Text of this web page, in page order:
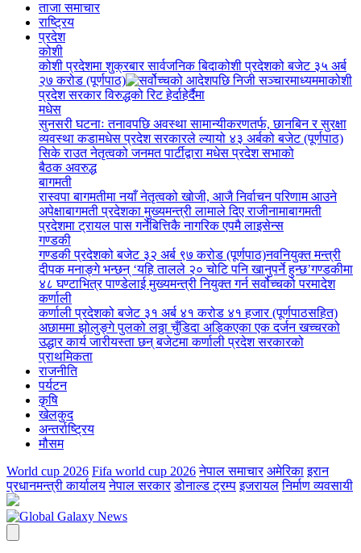
ताजा समाचार
राष्ट्रिय
प्रदेश
कोशी
कोशी प्रदेशमा शुक्रबार सार्वजनिक बिदाकोशी प्रदेशको बजेट ३५ अर्ब
२७ करोड (पूर्णपाठ)
कोशी
प्रदेश सरकार विरुद्धको रिट हेर्दाहेर्दैमा
मधेस
सुनसरी घटनाः तनावपछि अवस्था सामान्यीकरणतर्फ, छानबिन र सुरक्षा
व्यवस्था कडामधेस प्रदेश सरकारले ल्यायो ४३ अर्बको बजेट (पूर्णपाठ)
सिके राउत नेतृत्वको जनमत पार्टीद्वारा मधेस प्रदेश सभाको
बैठक अवरुद्ध
बागमती
रास्वपा बागमतीमा नयाँ नेतृत्वको खोजी, आजै निर्वाचन परिणाम आउने
अपेक्षाबागमती प्रदेशका मुख्यमन्त्री लामाले दिए राजीनामाबागमती
प्रदेशमा ट्रायल पास गर्नेबित्तिकै नागरिक एपमै लाइसेन्स
गण्डकी
गण्डकी प्रदेशको बजेट ३२ अर्ब ९७ करोड (पूर्णपाठ)नवनियुक्त मन्त्री
दीपक मनाङ्गे भन्छन् ‘यहि तालले २० चोटि पनि खानुपर्ने हुन्छ’गण्डकीमा
४८ घण्टाभित्र पाण्डेलाई मुख्यमन्त्री नियुक्त गर्न सर्वोच्चको परमादेश
कर्णाली
कर्णाली प्रदेशको बजेट ३१ अर्ब ४१ करोड ४१ हजार (पूर्णपाठसहित)
अछाममा झोलुङ्गे पुलको लठ्ठा चुँडिदा अड्किएका एक दर्जन खच्चरको
उद्धार कार्य जारीयस्ता छन् बजेटमा कर्णाली प्रदेश सरकारको
प्राथमिकता
राजनीति
पर्यटन
कृषि
खेलकुद
अन्तर्राष्ट्रिय
मौसम
World cup 2026 Fifa world cup 2026 नेपाल समाचार अमेरिका इरान
प्रधानमन्त्री कार्यालय नेपाल सरकार डोनाल्ड ट्रम्प इजरायल निर्माण व्यवसायी